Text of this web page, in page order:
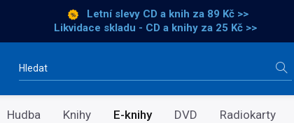
Letní slevy CD a knih za 89 Kč >>
Likvidace skladu - CD a knihy za 25 Kč >>
Vyhledávání
Hudba Knihy E-knihy DVD Radiokarty